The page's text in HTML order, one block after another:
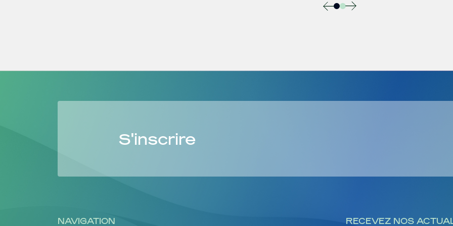
S'inscrire
NAVIGATION RECEVEZ NOS